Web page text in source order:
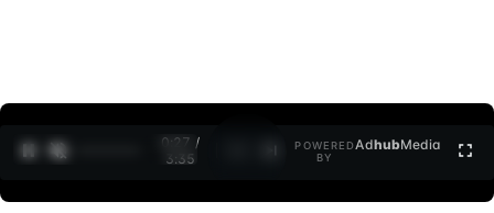
0:27 /
3:35
POWERED
BY
AdhubMedia